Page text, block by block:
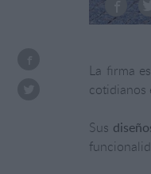
La firma
cotidianos
Sus